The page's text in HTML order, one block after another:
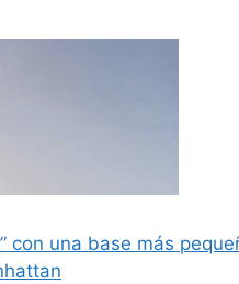
con una base más